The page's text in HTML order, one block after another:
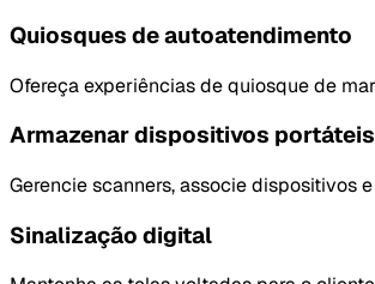
Quiosques de autoatendimento
Ofereça experiências de quiosque de
Armazenar dispositivos portáteis
Gerencie scanners, associe dispositivos
Sinalização digital